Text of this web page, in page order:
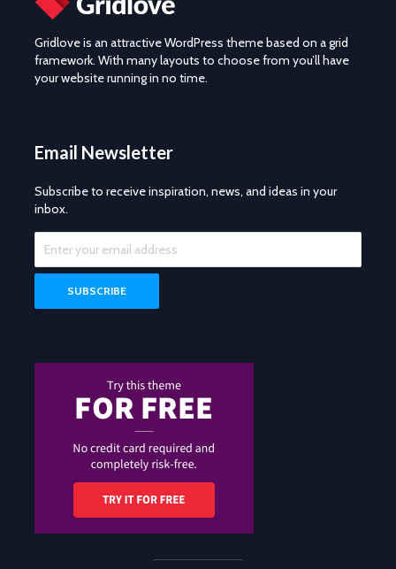
Gridlove is an attractive WordPress theme based on a grid
framework. With many layouts to choose from you’ll have
your website running in no time.
Email Newsletter
Subscribe to receive inspiration, news, and ideas in your
inbox.